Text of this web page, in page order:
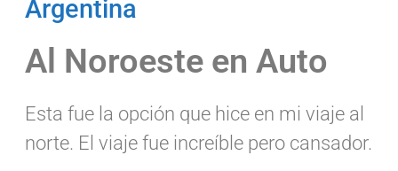
Argentina
Al Noroeste en Auto
Esta fue la opción que hice en mi viaje al
norte. El viaje fue increíble pero cansador.